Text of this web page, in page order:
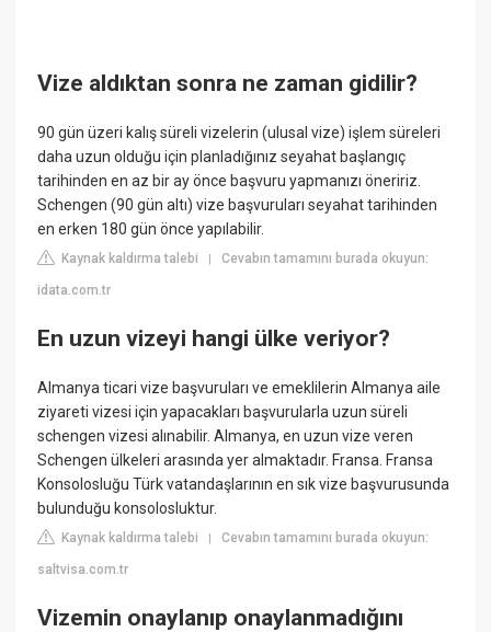
Vize aldıktan sonra ne zaman gidilir?
90 gün üzeri kalış süreli vizelerin (ulusal vize) işlem süreleri
daha uzun olduğu için planladığınız seyahat başlangıç
tarihinden en az bir ay önce başvuru yapmanızı öneririz.
Schengen (90 gün altı) vize başvuruları seyahat tarihinden
en erken 180 gün önce yapılabilir.
Kaynak kaldırma talebi |Cevabın tamamını burada okuyun:
idata.com.tr
En uzun vizeyi hangi ülke veriyor?
Almanya ticari vize başvuruları ve emeklilerin Almanya aile
ziyareti vizesi için yapacakları başvurularla uzun süreli
schengen vizesi alınabilir. Almanya, en uzun vize veren
Schengen ülkeleri arasında yer almaktadır. Fransa. Fransa
Konsolosluğu Türk vatandaşlarının en sık vize başvurusunda
bulunduğu konsolosluktur.
Kaynak kaldırma talebi |Cevabın tamamını burada okuyun:
saltvisa.com.tr
Vizemin onaylanıp onaylanmadığını